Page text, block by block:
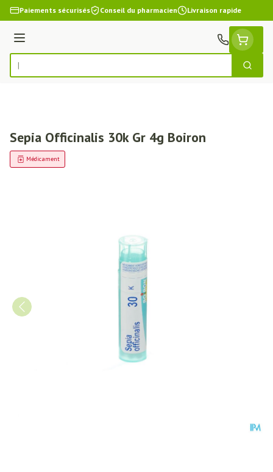
Aller au contenu
Paiements sécurisés Conseil du pharmacien Livraison rapide
Menu
Rechercher
Sepia Officinalis 30k Gr 4g Boiron
Médicament